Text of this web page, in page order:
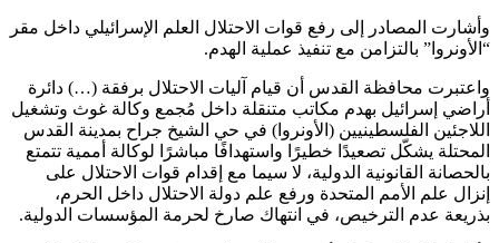
وأشارت المصادر إلى رفع قوات الاحتلال العلم الإسرائيلي داخل مقر
“الأونروا” بالتزامن مع تنفيذ عملية الهدم.
واعتبرت محافظة القدس أن قيام آليات الاحتلال برفقة (…) دائرة
أراضي إسرائيل بهدم مكاتب متنقلة داخل مُجمع وكالة غوث وتشغيل
اللاجئين الفلسطينيين (الأونروا) في حي الشيخ جراح بمدينة القدس
المحتلة يشكّل تصعيدًا خطيرًا واستهدافًا مباشرًا لوكالة أممية تتمتع
بالحصانة القانونية الدولية، لا سيما مع إقدام قوات الاحتلال على
إنزال علم الأمم المتحدة ورفع علم دولة الاحتلال داخل الحرم،
بذريعة عدم الترخيص، في انتهاك صارخ لحرمة المؤسسات الدولية.